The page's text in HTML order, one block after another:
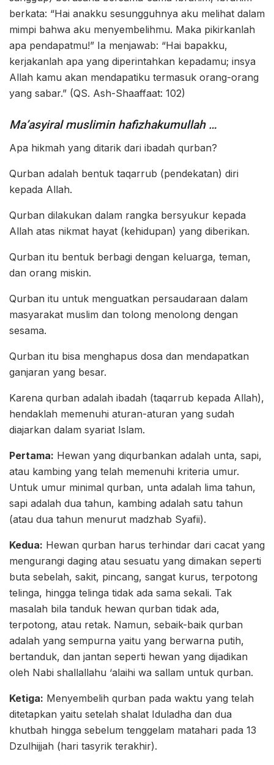
berkata: “Hai anakku sesungguhnya aku melihat dalam
mimpi bahwa aku menyembelihmu. Maka pikirkanlah
apa pendapatmu!” Ia menjawab: “Hai bapakku,
kerjakanlah apa yang diperintahkan kepadamu; insya
Allah kamu akan mendapatiku termasuk orang-orang
yang sabar.” (QS. Ash-Shaaffaat: 102)
Ma’asyiral muslimin hafizhakumullah …
Apa hikmah yang ditarik dari ibadah qurban?
Qurban adalah bentuk taqarrub (pendekatan) diri
kepada Allah.
Qurban dilakukan dalam rangka bersyukur kepada
Allah atas nikmat hayat (kehidupan) yang diberikan.
Qurban itu bentuk berbagi dengan keluarga, teman,
dan orang miskin.
Qurban itu untuk menguatkan persaudaraan dalam
masyarakat muslim dan tolong menolong dengan
sesama.
Qurban itu bisa menghapus dosa dan mendapatkan
ganjaran yang besar.
Karena qurban adalah ibadah (taqarrub kepada Allah),
hendaklah memenuhi aturan-aturan yang sudah
diajarkan dalam syariat Islam.
Pertama: Hewan yang diqurbankan adalah unta, sapi,
atau kambing yang telah memenuhi kriteria umur.
Untuk umur minimal qurban, unta adalah lima tahun,
sapi adalah dua tahun, kambing adalah satu tahun
(atau dua tahun menurut madzhab Syafii).
Kedua: Hewan qurban harus terhindar dari cacat yang
mengurangi daging atau sesuatu yang dimakan seperti
buta sebelah, sakit, pincang, sangat kurus, terpotong
telinga, hingga telinga tidak ada sama sekali. Tak
masalah bila tanduk hewan qurban tidak ada,
terpotong, atau retak. Namun, sebaik-baik qurban
adalah yang sempurna yaitu yang berwarna putih,
bertanduk, dan jantan seperti hewan yang dijadikan
oleh Nabi shallallahu ‘alaihi wa sallam untuk qurban.
Ketiga: Menyembelih qurban pada waktu yang telah
ditetapkan yaitu setelah shalat Iduladha dan dua
khutbah hingga sebelum tenggelam matahari pada 13
Dzulhijjah (hari tasyrik terakhir).